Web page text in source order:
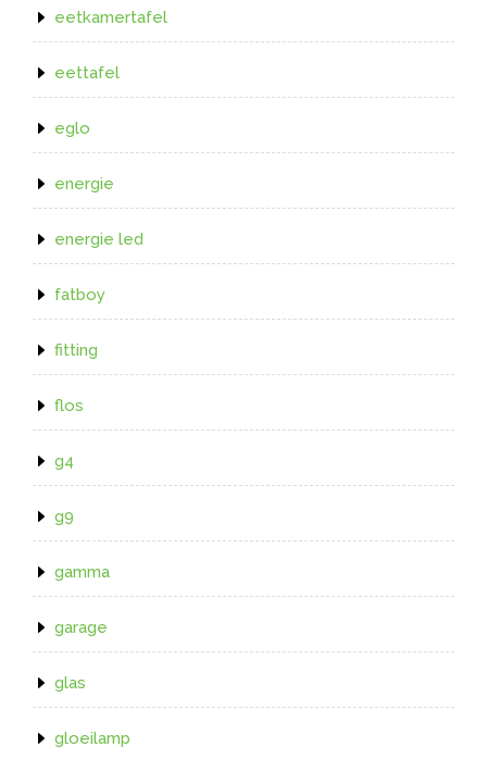
eetkamertafel
eettafel
eglo
energie
energie led
fatboy
fitting
flos
g4
g9
gamma
garage
glas
gloeilamp